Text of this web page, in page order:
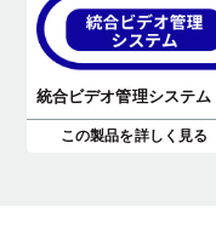
統合ビデオ管理システム
この製品を詳しく見る